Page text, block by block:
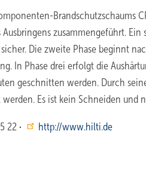
Brandschutzschaums
zusammengeführt.
Die zweite Phase beginnt
In Phase drei erfolgt die
geschnitten werden. Durch
Es ist kein Schneiden und
22 · http://www.hilti.de